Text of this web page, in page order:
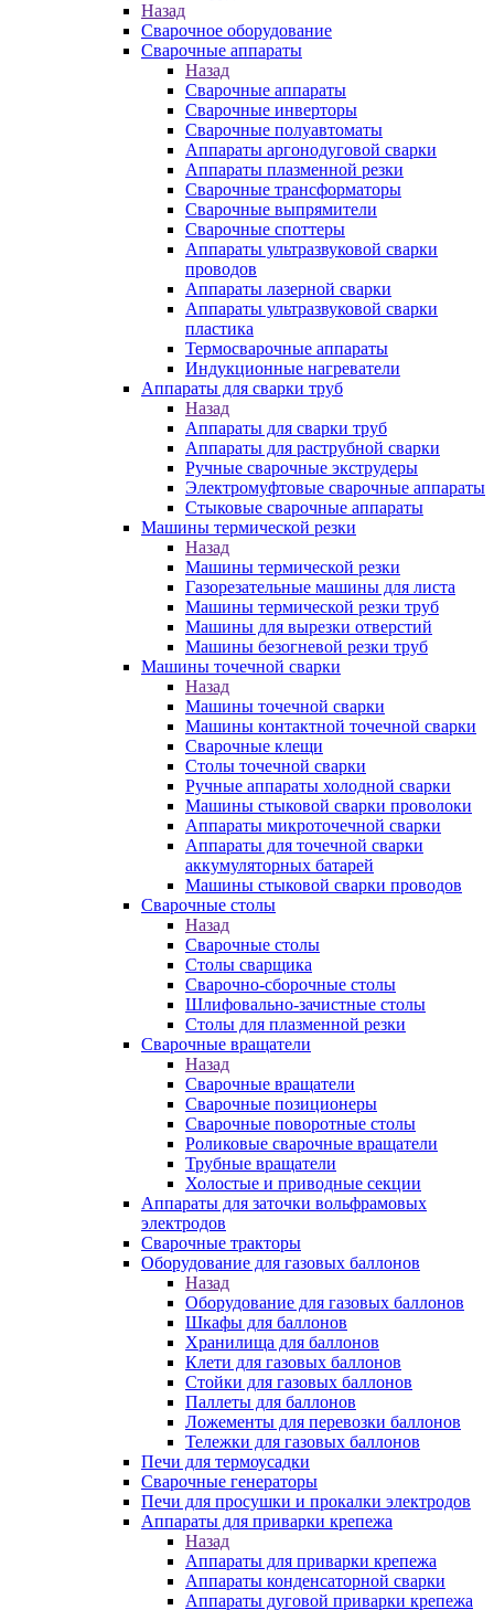
Назад
Сварочное оборудование
Сварочные аппараты
Назад
Сварочные аппараты
Сварочные инверторы
Сварочные полуавтоматы
Аппараты аргонодуговой сварки
Аппараты плазменной резки
Сварочные трансформаторы
Сварочные выпрямители
Сварочные споттеры
Аппараты ультразвуковой сварки
проводов
Аппараты лазерной сварки
Аппараты ультразвуковой сварки
пластика
Термосварочные аппараты
Индукционные нагреватели
Аппараты для сварки труб
Назад
Аппараты для сварки труб
Аппараты для раструбной сварки
Ручные сварочные экструдеры
Электромуфтовые сварочные аппараты
Стыковые сварочные аппараты
Машины термической резки
Назад
Машины термической резки
Газорезательные машины для листа
Машины термической резки труб
Машины для вырезки отверстий
Машины безогневой резки труб
Машины точечной сварки
Назад
Машины точечной сварки
Машины контактной точечной сварки
Сварочные клещи
Столы точечной сварки
Ручные аппараты холодной сварки
Машины стыковой сварки проволоки
Аппараты микроточечной сварки
Аппараты для точечной сварки
аккумуляторных батарей
Машины стыковой сварки проводов
Сварочные столы
Назад
Сварочные столы
Столы сварщика
Сварочно-сборочные столы
Шлифовально-зачистные столы
Столы для плазменной резки
Сварочные вращатели
Назад
Сварочные вращатели
Сварочные позиционеры
Сварочные поворотные столы
Роликовые сварочные вращатели
Трубные вращатели
Холостые и приводные секции
Аппараты для заточки вольфрамовых
электродов
Сварочные тракторы
Оборудование для газовых баллонов
Назад
Оборудование для газовых баллонов
Шкафы для баллонов
Хранилища для баллонов
Клети для газовых баллонов
Стойки для газовых баллонов
Паллеты для баллонов
Ложементы для перевозки баллонов
Тележки для газовых баллонов
Печи для термоусадки
Сварочные генераторы
Печи для просушки и прокалки электродов
Аппараты для приварки крепежа
Назад
Аппараты для приварки крепежа
Аппараты конденсаторной сварки
Аппараты дуговой приварки крепежа